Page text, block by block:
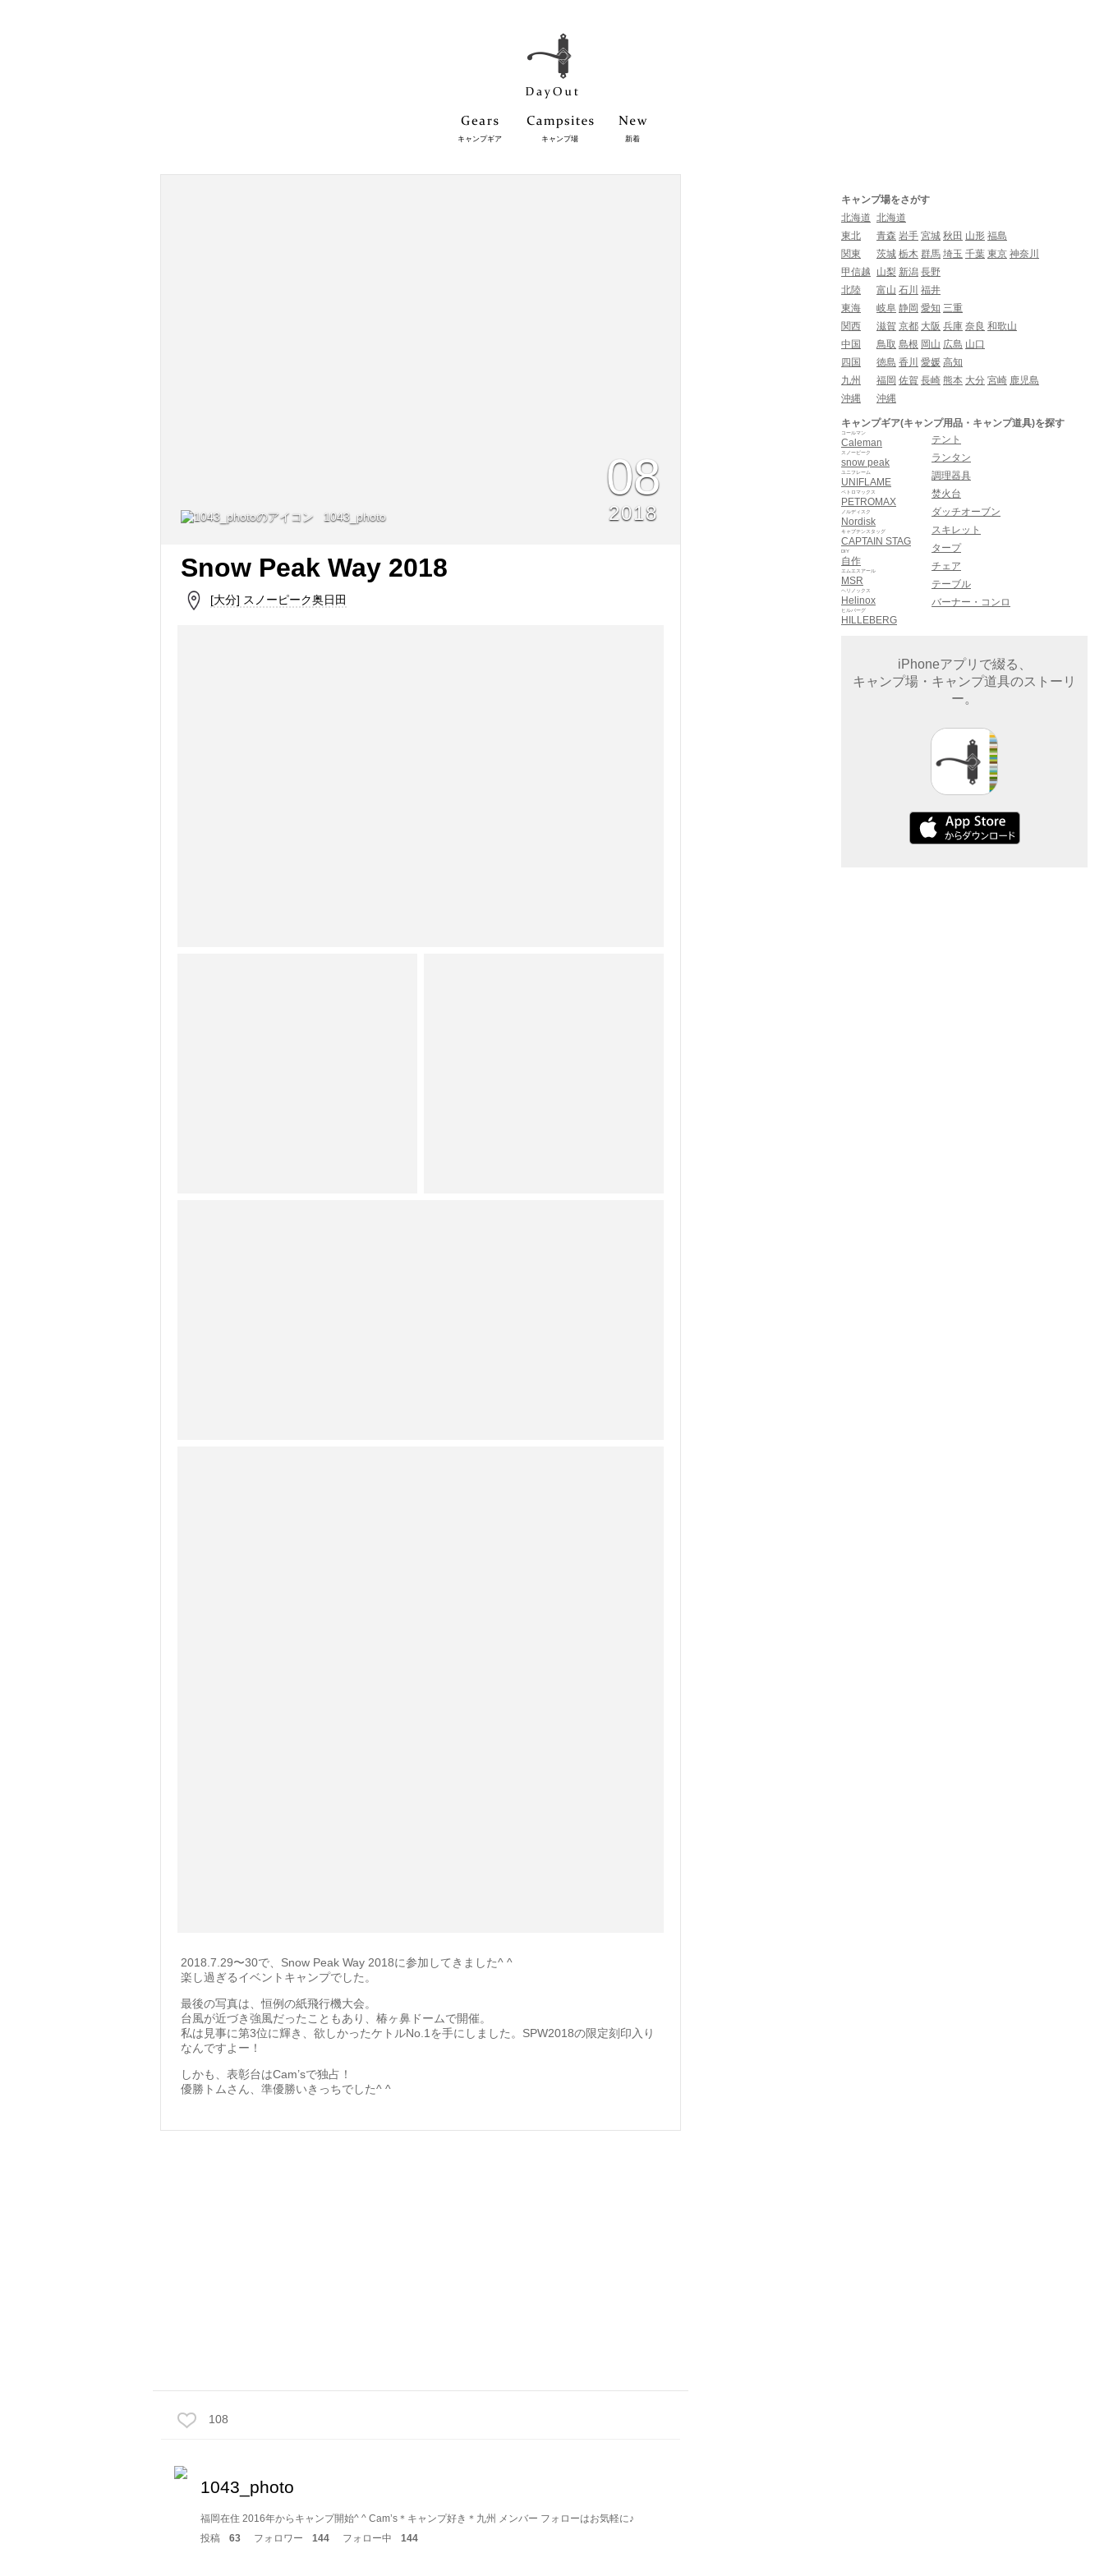
キャンプギア キャンプ場 新着
1043_photo
08
2018
Snow Peak Way 2018
[大分] スノーピーク奥日田
2018.7.29〜30で、Snow Peak Way 2018に参加してきました^ ^
楽し過ぎるイベントキャンプでした。
最後の写真は、恒例の紙飛行機大会。
台風が近づき強風だったこともあり、椿ヶ鼻ドームで開催。
私は見事に第3位に輝き、欲しかったケトルNo.1を手にしました。SPW2018の限定刻印入り
なんですよー！
しかも、表彰台はCam’sで独占！
優勝トムさん、準優勝いきっちでした^ ^
108
1043_photo
福岡在住 2016年からキャンプ開始^ ^ Cam’s＊キャンプ好き＊九州 メンバー フォローはお気軽に♪
投稿
63 フォロワー 144 フォロー中 144
キャンプ場をさがす
北海道 北海道
東北
青森 岩手 宮城 秋田 山形 福島
関東
茨城 栃木 群馬 埼玉 千葉 東京 神奈川
甲信越
山梨 新潟 長野
北陸
富山 石川 福井
東海
岐阜 静岡 愛知 三重
関西
滋賀 京都 大阪 兵庫 奈良 和歌山
中国
鳥取 島根 岡山 広島 山口
四国
徳島 香川 愛媛 高知
九州
福岡 佐賀 長崎 熊本 大分 宮崎 鹿児島
沖縄
沖縄
キャンプギア(キャンプ用品・キャンプ道具)を探す
Caleman
コールマン
snow peak
スノーピーク
UNIFLAME
ユニフレーム
PETROMAX
ペトロマックス
Nordisk
ノルディスク
CAPTAIN STAG
キャプテンスタッグ
自作
DIY
MSR
エムエスアール
Helinox
ヘリノックス
HILLEBERG
ヒルバーグ
テント
ランタン
調理器具
焚火台
ダッチオーブン
スキレット
タープ
チェア
テーブル
バーナー・コンロ
iPhoneアプリで綴る、
キャンプ場・キャンプ道具のストーリ
ー。